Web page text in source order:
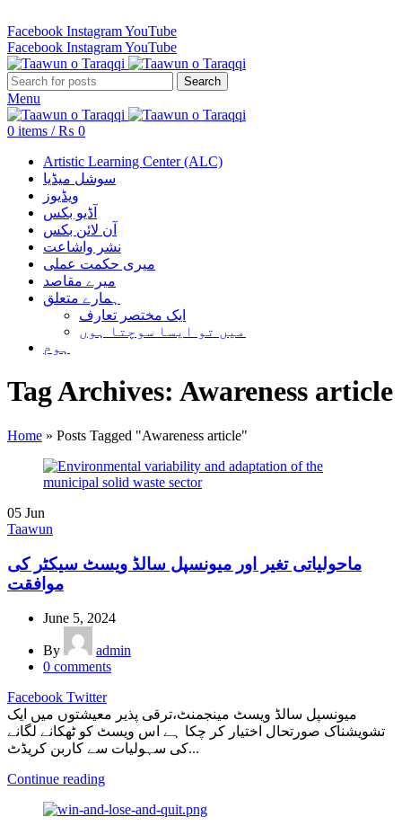
Facebook InstagramYouTube
Facebook InstagramYouTube
Search
Menu
0 items / ₨ 0
Artistic Learning Center (ALC)
سوشل میڈیا
ویڈیوز
آڈیو بکس
آن لائن بکس
نشر واشاعت
میری حکمت عملی
میرے مقاصد
ہمارے متعلق
ایک مختصر تعارف
میں تو ایسا سوچتا ہوں
ہوم
Tag Archives: Awareness article
Home » Posts Tagged "Awareness article"
05 Jun
Taawun
ماحولیاتی تغیر اور میونسپل سالڈ ویسٹ سیکٹر کی
موافقت
June 5, 2024
By
admin
0 comments
Facebook Twitter
میونسپل سالڈ ویسٹ مینجمنٹ،ترقی پذیر معیشتوں میں ایک
تشویشناک صورتحال اختیار کر چکا ہے اس ویسٹ کو ٹھکانے لگانے
کی سہولیات سے کاربن کریڈٹ...
Continue reading